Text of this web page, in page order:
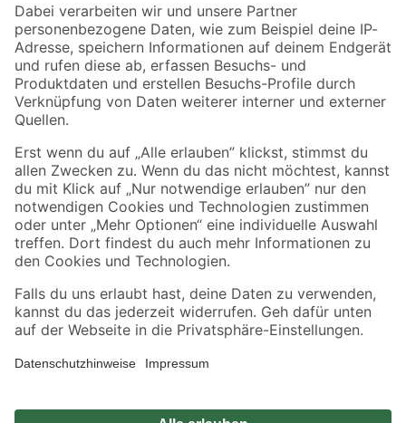
Zahlungsarten Versandarten
Sicher einkaufen
Jetzt die toom-App herunterladen
Alle Preisangaben in EUR inkl. gesetzl. MwSt.. Die dargestellten Angebote sind unter
Umständen nicht in allen Märkten verfügbar. Die angegebenen Verfügbarkeiten beziehen
Produkte nur solange der Vorrat reicht.
*Paketversand ab 59 € versandkostenfrei, gilt nicht für Artikel mit Speditionsversand, hier